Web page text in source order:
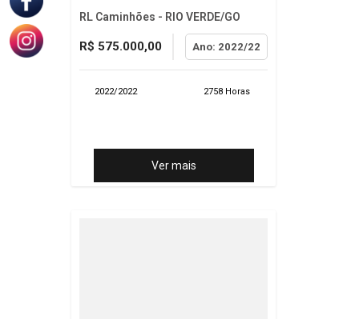
RL Caminhões - RIO VERDE/GO
R$ 575.000,00 Ano: 2022/22
2022/2022 2758 Horas
Ver mais